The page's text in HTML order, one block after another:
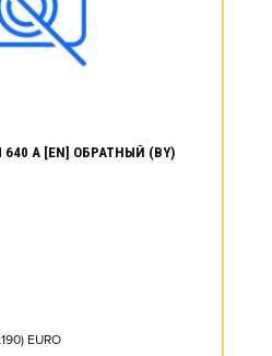
640 А [EN] ОБРАТНЫЙ (BY)
EURO